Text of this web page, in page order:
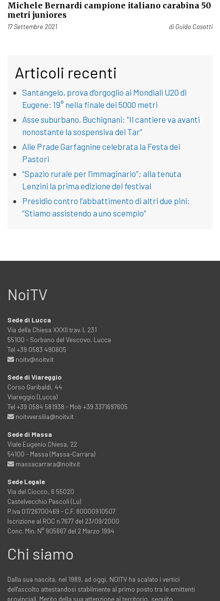
Michele Bernardi campione italiano carabina 50
metri juniores
Pubblicato il
17 Settembre 2021 di Guido Casotti
Articoli recenti
Santangelo, prova d’orgoglio ai Mondiali U20 di
Eugene: 19° nella finale dei 5000 metri
Asse suburbano, Buchignani: “Il cantiere va avanti
nonostante la sospensiva del Tar”
Alle Prade Garfagnine celebrata la Festa dei
Pastori
“Spazio rurale per l’immaginario”; alla tenuta
Lenzini la prima edizione del festival
Presidio contro l’abbattimento di altri due pini:
“Stiamo assistendo a uno scempio”
NoiTV
Sede di Lucca
Via della Chiesa XXXII trav. I, 231
55100 - Sorbano del Vescovo, Lucca
Tel +39 0583 490805
noitv@noitv.it
Sede di Viareggio
Corso Garibaldi, 44
Viareggio (Lucca)
Tel +39 0584 581938 - Mob +39 3371697605
noitvversilia@noitv.it
Sede di Massa
Viale Eugenio Chiesa, 22
54100 - Massa (Massa-Carrara)
massacarrara@noitv.it
Sede Legale
Via del Ciocco, 6 55020
Castelvecchio Pascoli (Lu)
P.iva 01726700469 - C.F. 80000910507
Iscrizione al ROC n.7677 del 23/09/2000
Conc. Min. N° 905667 del 2 Marzo 1994
Chi siamo
Dalla sua nascita, nel 1989, ad oggi, NOITV ha scalato i vertici
dell'ascolto attestandosi stabilmente al primo posto tra le emittenti
provinciali. Merito della sua attenzione al territorio, seguito